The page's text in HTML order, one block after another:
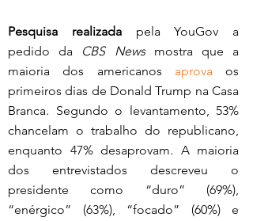
Pesquisa realizada pela YouGov a
pedido da CBS News mostra que a
maioria dos americanos aprova os
primeiros dias de Donald Trump na Casa
Branca. Segundo o levantamento, 53%
chancelam o trabalho do republicano,
enquanto 47% desaprovam. A maioria
dos entrevistados descreveu o
presidente como “duro” (69%),
“enérgico” (63%), “focado” (60%) e